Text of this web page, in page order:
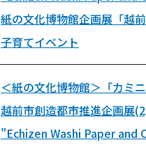
紙の文化博物館企画展「越
子育てイベント
＜紙の文化博物館＞「カミ
越前市創造都市推進企画展
"Echizen Washi Paper